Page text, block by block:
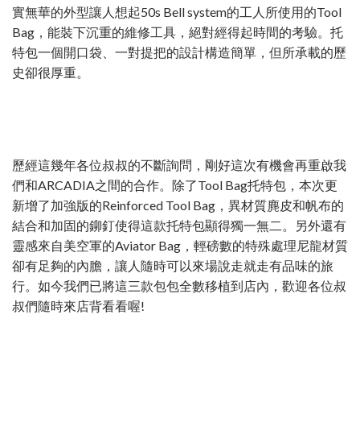
實無華的外型讓人想起50s Bell system的工人所使用的Tool
Bag，能裝下沉重的維修工具，絕對經得起時間的考驗。托
特包一個開口袋、一對提把的設計構造簡單，但所承載的歷
史卻很厚重。
歷經這幾年各位叔叔的不斷詢問，剛好這次有機會再重啟我
們和ARCADIA之間的合作。除了Tool Bag托特包，本次更
新增了加強版的Reinforced Tool Bag，異材質麂皮和帆布的
結合和加固的鉚釘使得這款托特包顯得獨一無二。另外還有
靈感來自美空軍的Aviator Bag，輕磅數的特殊處理尼龍材質
卻有足夠的內膽，讓人隨時可以來場說走就走有品味的旅
行。如今我們已將這三款包包全數移植到店內，歡迎各位叔
叔們隨時來店背看看喔!